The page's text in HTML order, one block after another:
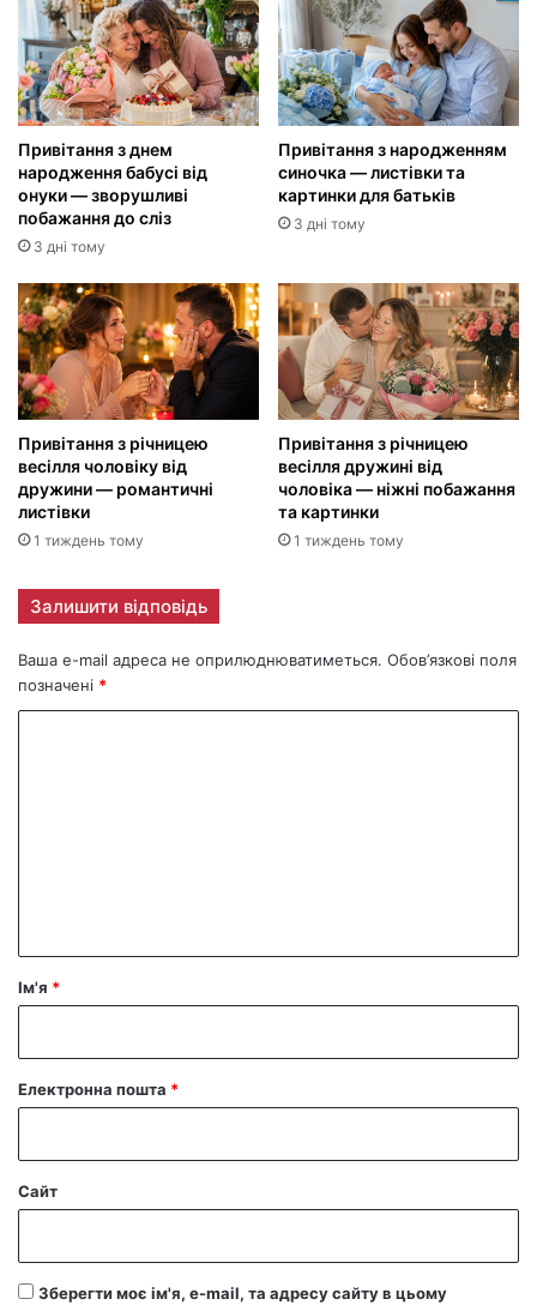
Привітання з днем
народження бабусі від
онуки — зворушливі
побажання до сліз
3 дні тому
Привітання з народженням
синочка — листівки та
картинки для батьків
3 дні тому
Привітання з річницею
весілля чоловіку від
дружини — романтичні
листівки
1 тиждень тому
Привітання з річницею
весілля дружині від
чоловіка — ніжні побажання
та картинки
1 тиждень тому
Залишити відповідь
Ваша e-mail адреса не оприлюднюватиметься. Обов’язкові поля
позначені *
рІм'я *
Електронна пошта *
Сайт
Зберегти моє ім'я, e-mail, та адресу сайту в цьому